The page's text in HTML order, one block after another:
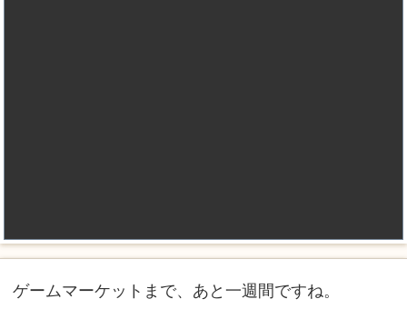
ゲームマーケットまで、あと一週間ですね。